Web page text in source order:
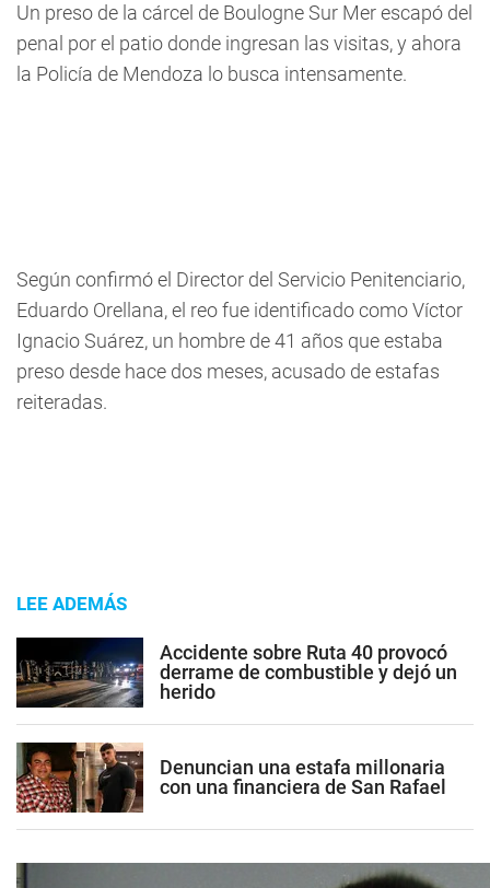
Un preso de la cárcel de Boulogne Sur Mer escapó del
penal por el patio donde ingresan las visitas, y ahora
la Policía de Mendoza lo busca intensamente.
Según confirmó el Director del Servicio Penitenciario,
Eduardo Orellana, el reo fue identificado como Víctor
Ignacio Suárez, un hombre de 41 años que estaba
preso desde hace dos meses, acusado de estafas
reiteradas.
LEE ADEMÁS
Accidente sobre Ruta 40 provocó
derrame de combustible y dejó un
herido
Denuncian una estafa millonaria
con una financiera de San Rafael